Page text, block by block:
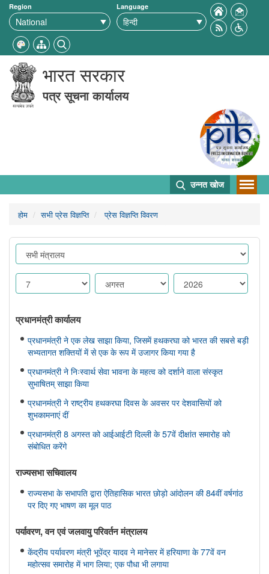
Region Language
भारत सरकार
पत्र सूचना कार्यालय
उन्नत खोज
होम सभी प्रेस विज्ञप्ति प्रेस विज्ञप्ति विवरण
प्रधानमंत्री कार्यालय
प्रधानमंत्री ने एक लेख साझा किया, जिसमें हथकरघा को भारत की सबसे बड़ी
सभ्यतागत शक्तियों में से एक के रूप में उजागर किया गया है
प्रधानमंत्री ने निःस्वार्थ सेवा भावना के महत्व को दर्शाने वाला संस्कृत
सुभाषितम् साझा किया
प्रधानमंत्री ने राष्ट्रीय हथकरघा दिवस के अवसर पर देशवासियों को
शुभकामनाएं दीं
प्रधानमंत्री 8 अगस्त को आईआईटी दिल्ली के 57वें दीक्षांत समारोह को
संबोधित करेंगे
राज्यसभा सचिवालय
राज्यसभा के सभापति द्वारा ऐतिहासिक भारत छोड़ो आंदोलन की 84वीं वर्षगांठ
पर दिए गए भाषण का मूल पाठ
पर्यावरण, वन एवं जलवायु परिवर्तन मंत्रालय
केंद्रीय पर्यावरण मंत्री भूपेंद्र यादव ने मानेसर में हरियाणा के 77वें वन
महोत्सव समारोह में भाग लिया; एक पौधा भी लगाया